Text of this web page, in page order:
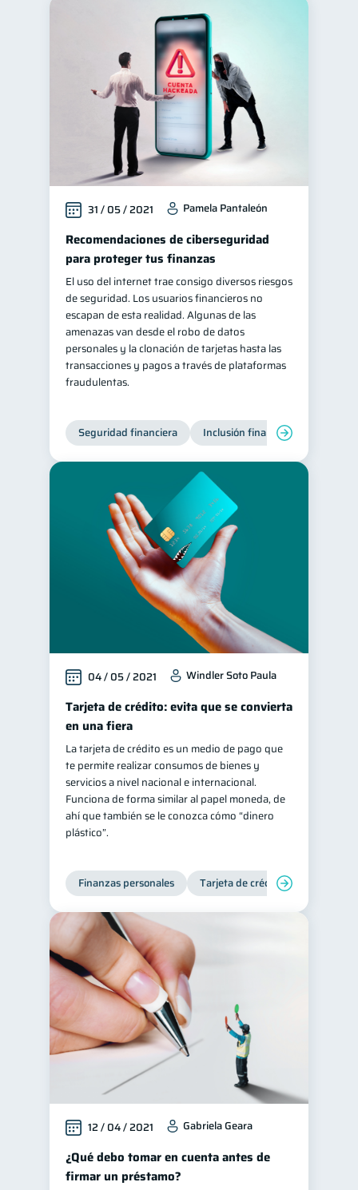
Derechos & Deberes 4
Superintendencia de Bancos
Vacaciones
Criptomonedas 2
Cuenta Abandonada
Inversiones
Cuenta Inactiva 1
Fraudes 1 Mipymes 1
inversiones
Salud mental ahorro
Retiro 1 Doble sueldo 1
Gasto responsable
31 / 05 / 2021 Pamela Pantaleón
Recomendaciones de ciberseguridad
para proteger tus finanzas
El uso del internet trae consigo diversos riesgos
de seguridad. Los usuarios financieros no
escapan de esta realidad. Algunas de las
amenazas van desde el robo de datos
personales y la clonación de tarjetas hasta las
transacciones y pagos a través de plataformas
fraudulentas.
Seguridad financiera Inclusión financiera
04 / 05 / 2021 Windler Soto Paula
Tarjeta de crédito: evita que se convierta
en una fiera
La tarjeta de crédito es un medio de pago que
te permite realizar consumos de bienes y
servicios a nivel nacional e internacional.
Funciona de forma similar al papel moneda, de
ahí que también se le conozca cómo “dinero
plástico”.
Finanzas personales Tarjeta de crédito
12 / 04 / 2021 Gabriela Geara
¿Qué debo tomar en cuenta antes de
firmar un préstamo?